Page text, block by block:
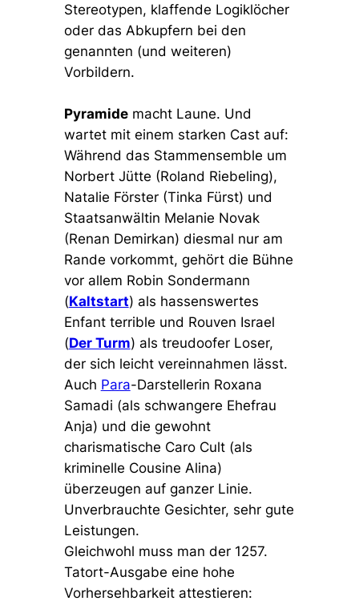
Stereotypen, klaffende Logiklöcher
oder das Abkupfern bei den
genannten (und weiteren)
Vorbildern.
Pyramidemacht Laune. Und
wartet mit einem starken Cast auf:
Während das Stammensemble um
Norbert Jütte (Roland Riebeling),
Natalie Förster (Tinka Fürst) und
Staatsanwältin Melanie Novak
(Renan Demirkan) diesmal nur am
Rande vorkommt, gehört die Bühne
vor allem Robin Sondermann
(Kaltstart) als hassenswertes
Enfant terrible und Rouven Israel
(Der Turm) als treudoofer Loser,
der sich leicht vereinnahmen lässt.
Auch Para-Darstellerin Roxana
Samadi (als schwangere Ehefrau
Anja) und die gewohnt
charismatische Caro Cult (als
kriminelle Cousine Alina)
überzeugen auf ganzer Linie.
Unverbrauchte Gesichter, sehr gute
Leistungen.
Gleichwohl muss man der 1257.
Tatort-Ausgabe eine hohe
Vorhersehbarkeit attestieren: